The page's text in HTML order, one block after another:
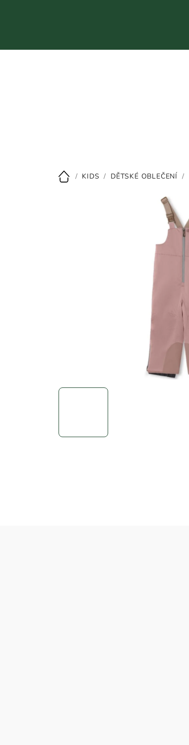
Domů
/ KIDS / DĚTSKÉ OBLEČENÍ /